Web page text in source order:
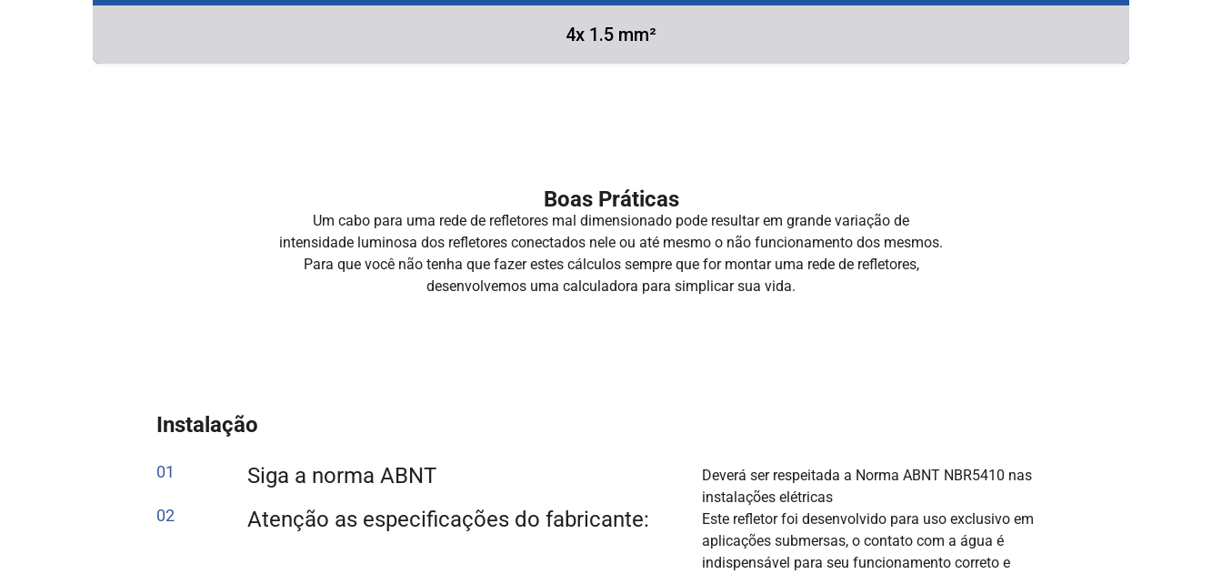
Boas Práticas
Um cabo para uma rede de refletores mal dimensionado pode resultar em grande variação de
intensidade luminosa dos refletores conectados nele ou até mesmo o não funcionamento dos mesmos.
Para que você não tenha que fazer estes cálculos sempre que for montar uma rede de refletores,
desenvolvemos uma calculadora para simplicar sua vida.
Instalação
01 Siga a norma ABNT
Deverá ser respeitada a Norma ABNT NBR5410 nas
instalações elétricas
02 Atenção as especificações do fabricante:
Este refletor foi desenvolvido para uso exclusivo em
aplicações submersas, o contato com a água é
indispensável para seu funcionamento correto e